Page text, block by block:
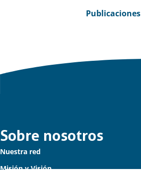
Publicaciones
Links
importantes
Sobre nosotros
Nuestra red